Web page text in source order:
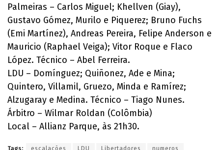
Palmeiras – Carlos Miguel; Khellven (Giay),
Gustavo Gómez, Murilo e Piquerez; Bruno Fuchs
(Emi Martínez), Andreas Pereira, Felipe Anderson e
Mauricio (Raphael Veiga); Vitor Roque e Flaco
López. Técnico – Abel Ferreira.
LDU – Domínguez; Quiñonez, Ade e Mina;
Quintero, Villamil, Gruezo, Minda e Ramírez;
Alzugaray e Medina. Técnico – Tiago Nunes.
Árbitro – Wilmar Roldan (Colômbia)
Local – Allianz Parque, às 21h30.